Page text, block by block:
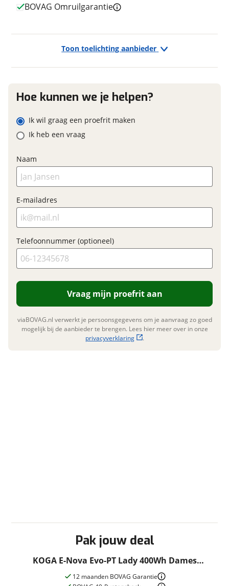
Merk remsysteem voor
TEKTRO
Merk primair remsysteem
TEKTRO
E-bike
Elektrisch? Ja, E-bike
Financieel
Prijs
€ 1.999,-
BTW/marge
Garanties
BOVAG Garantie 12 maanden
Toon toelichting aanbieder
Pak jouw deal
KOGA E-Nova Evo-PT Lady 400Wh Dames
monotube Basalt 56cm L 2021
12 maanden BOVAG Garantie
BOVAG Omruilgarantie
Hoe kunnen we je helpen?
Ik wil graag een proefrit maken
Ik heb een vraag
Naam
E-mailadres
Telefoonnummer (optioneel)
Vraag mijn proefrit aan
viaBOVAG.nl verwerkt je persoonsgegevens om je aanvraag zo goed
mogelijk bij de aanbieder te brengen. Lees hier meer over in onze
privacyverklaring
.